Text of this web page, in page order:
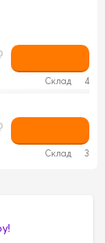
Склад 4
Склад 3